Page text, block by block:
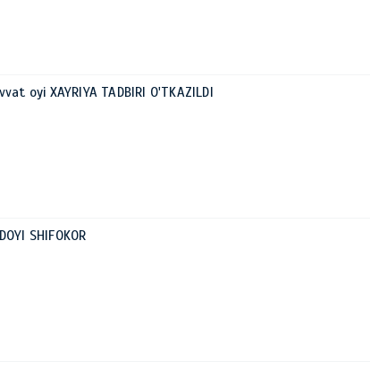
oyi XAYRIYA TADBIRI O'TKAZILDI
SHIFOKOR